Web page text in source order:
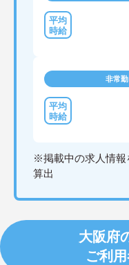
非常
※掲載中の求人情報
算出
大阪府
ご利